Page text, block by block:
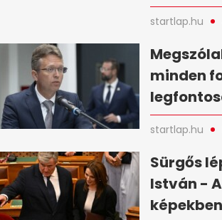
startlap.hu
minden
startlap.hu
Sürgős
István -
képekben